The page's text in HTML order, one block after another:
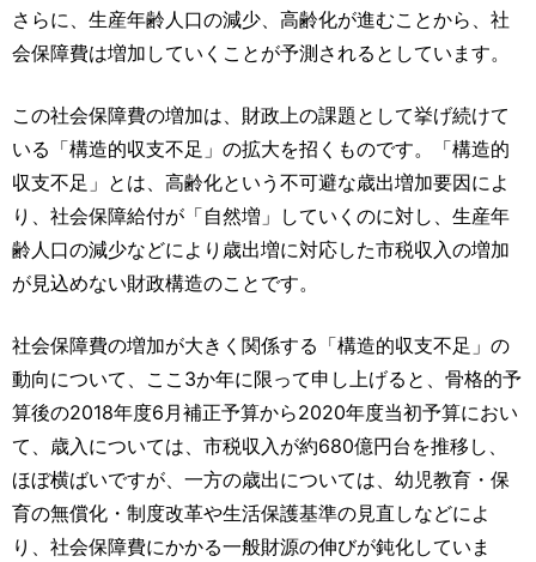
さらに、生産年齢人口の減少、高齢化が進むことから、社
会保障費は増加していくことが予測されるとしています。
この社会保障費の増加は、財政上の課題として挙げ続けて
いる「構造的収支不足」の拡大を招くものです。「構造的
収支不足」とは、高齢化という不可避な歳出増加要因によ
り、社会保障給付が「自然増」していくのに対し、生産年
齢人口の減少などにより歳出増に対応した市税収入の増加
が見込めない財政構造のことです。
社会保障費の増加が大きく関係する「構造的収支不足」の
動向について、ここ3か年に限って申し上げると、骨格的予
算後の2018年度6月補正予算から2020年度当初予算におい
て、歳入については、市税収入が約680億円台を推移し、
ほぼ横ばいですが、一方の歳出については、幼児教育・保
育の無償化・制度改革や生活保護基準の見直しなどによ
り、社会保障費にかかる一般財源の伸びが鈍化していま